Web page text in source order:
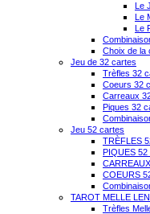
Le
Le
Le
Choix de la
Jeu de 32 cartes
Trèfles 32
Coeurs 32
Carreaux
Piques 32
Jeu 52 cartes
TRÈFLES
PIQUES 52
COEURS
TAROT MELLE
Trèfles